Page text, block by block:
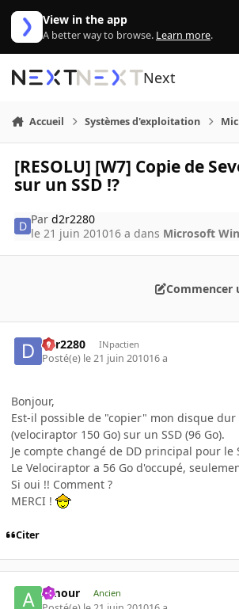
Aller au contenu
View in the app
A better way to browse. Learn more.
Next
Accueil Systèmes d'exploitation
[RESOLU] [W7] Copie de
sur un SSD !?
Pard2r2280
le 21 juin 201016 a dans Microsoft
Commencer
d2r2280 INpactien
Posté(e) le 21 juin 201016 a
Bonjour,
Est-il possible de "copier" mon disque
(velociraptor 150 Go) sur un SSD (96 Go).
Je compte changé de DD principal pour le
Le Velociraptor a 56 Go d'occupé,
Si oui !! Comment ?
MERCI !
Citer
Amour Ancien